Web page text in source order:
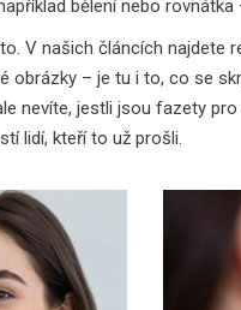
bělení nebo
V našich článcích najdete
obrázky – je tu i to, co se
nevíte, jestli jsou fazety
lidí, kteří to už prošli.